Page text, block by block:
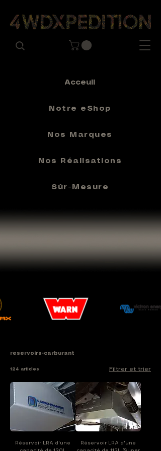
Acceuil
Notre eShop
Nos Marques
Nos Réalisations
Sûr-Mesure
reservoirs-carburant
124 articles Filtrer et trier
Réservoir LRA d'une
Réservoir LRA d'une